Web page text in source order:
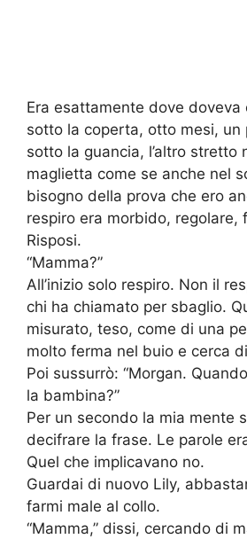
Era esattamente dove doveva
sotto la coperta, otto mesi, un
sotto la guancia, l’altro stretto
maglietta come se anche nel
bisogno della prova che ero
respiro era morbido, regolare,
Risposi.
“Mamma?”
All’inizio solo respiro. Non il
chi ha chiamato per sbaglio.
misurato, teso, come di una
molto ferma nel buio e cerca
Poi sussurrò: “Morgan.
la bambina?”
Per un secondo la mia mente
decifrare la frase. Le parole
Quel che implicavano no.
Guardai di nuovo Lily,
farmi male al collo.
“Mamma,” dissi, cercando di